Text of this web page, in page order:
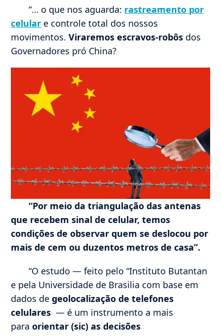
“… o que nos aguarda: rastreamento por
celular e controle total dos nossos
movimentos.Viraremos escravos-robôs dos
Governadores pró China?
“Por meio da triangulação das antenas
que recebem sinal de celular, temos
condições de observar quem se deslocou por
mais de cem ou duzentos metros de casa”.
“O estudo — feito pelo “Instituto Butantan
e pela Universidade de Brasilia com base em
dados degeolocalização de telefones
celulares — é um instrumento a mais
paraorientar (sic) as decisões